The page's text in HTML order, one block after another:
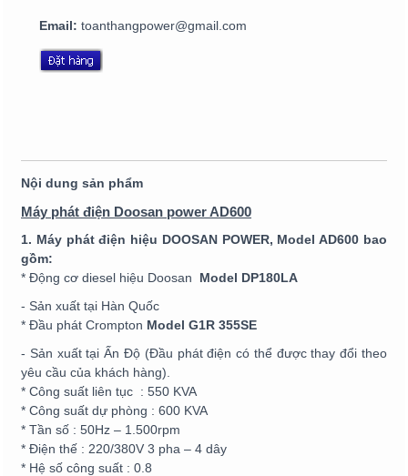
Email: toanthangpower@gmail.com
Nội dung sản phẩm
Máy phát điện Doosan power AD600
1. Máy phát điện hiệu DOOSAN POWER, Model AD600 bao
gồm:
* Động cơ diesel hiệu Doosan Model DP180LA
- Sản xuất tại Hàn Quốc
* Đầu phát Crompton Model G1R 355SE
- Sản xuất tại Ấn Độ (Đầu phát điện có thể được thay đổi theo
yêu cầu của khách hàng).
* Công suất liên tục : 550 KVA
* Công suất dự phòng : 600 KVA
* Tần số : 50Hz – 1.500rpm
* Điện thế : 220/380V 3 pha – 4 dây
* Hệ số công suất : 0.8